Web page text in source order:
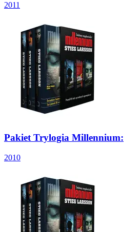
2011
Pakiet Trylogia Millennium:
2010